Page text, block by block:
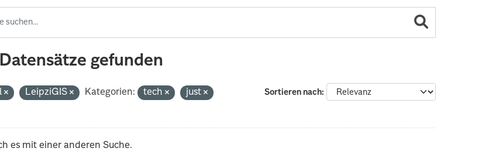
gefunden
Sortieren nach
LeipziGIS Kategorien: tech
just
es mit einer anderen Suche.